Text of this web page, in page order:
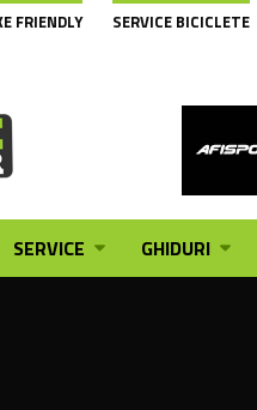
FRIENDLY SERVICE BICICLETE
SERVICE GHIDURI